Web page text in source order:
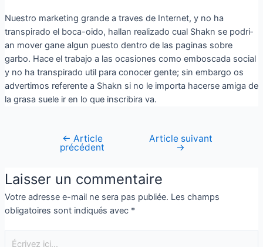
Nuestro marketing grande a traves de Internet, y no ha
transpirado el boca-oido, hallan realizado cual Shakn se podri­
an mover gane algun puesto dentro de las paginas sobre
garbo. Hace el trabajo a las ocasiones como emboscada social
y no ha transpirado util para conocer gente; sin embargo os
advertimos referente a Shakn si no le importa hacerse amiga de
la grasa suele ir en lo que inscribira va.
← Article
précédent
Article suivant
→
Laisser un commentaire
Votre adresse e-mail ne sera pas publiée. Les champs
obligatoires sont indiqués avec *